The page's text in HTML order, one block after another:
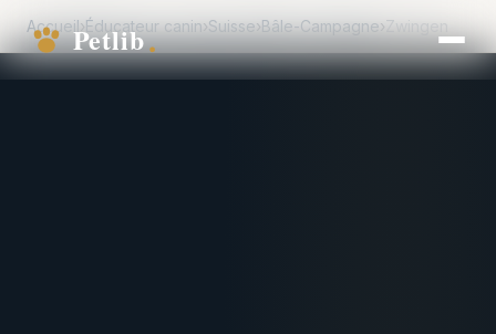
Accueil›Éducateur canin›Suisse›Bâle-Campagne›Zwingen